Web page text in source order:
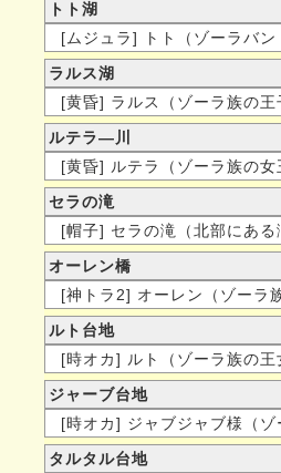
トト湖
[ムジュラ] トト（ゾーラバン
ラルス湖
[黄昏] ラルス（ゾーラ族の王
ルテラ—川
[黄昏] ルテラ（ゾーラ族の女
セラの滝
[帽子] セラの滝（北部にある
オーレン橋
[神トラ2] オーレン（ゾーラ
ルト台地
[時オカ] ルト（ゾーラ族の王
ジャーブ台地
[時オカ] ジャブジャブ様（ゾ
タルタル台地